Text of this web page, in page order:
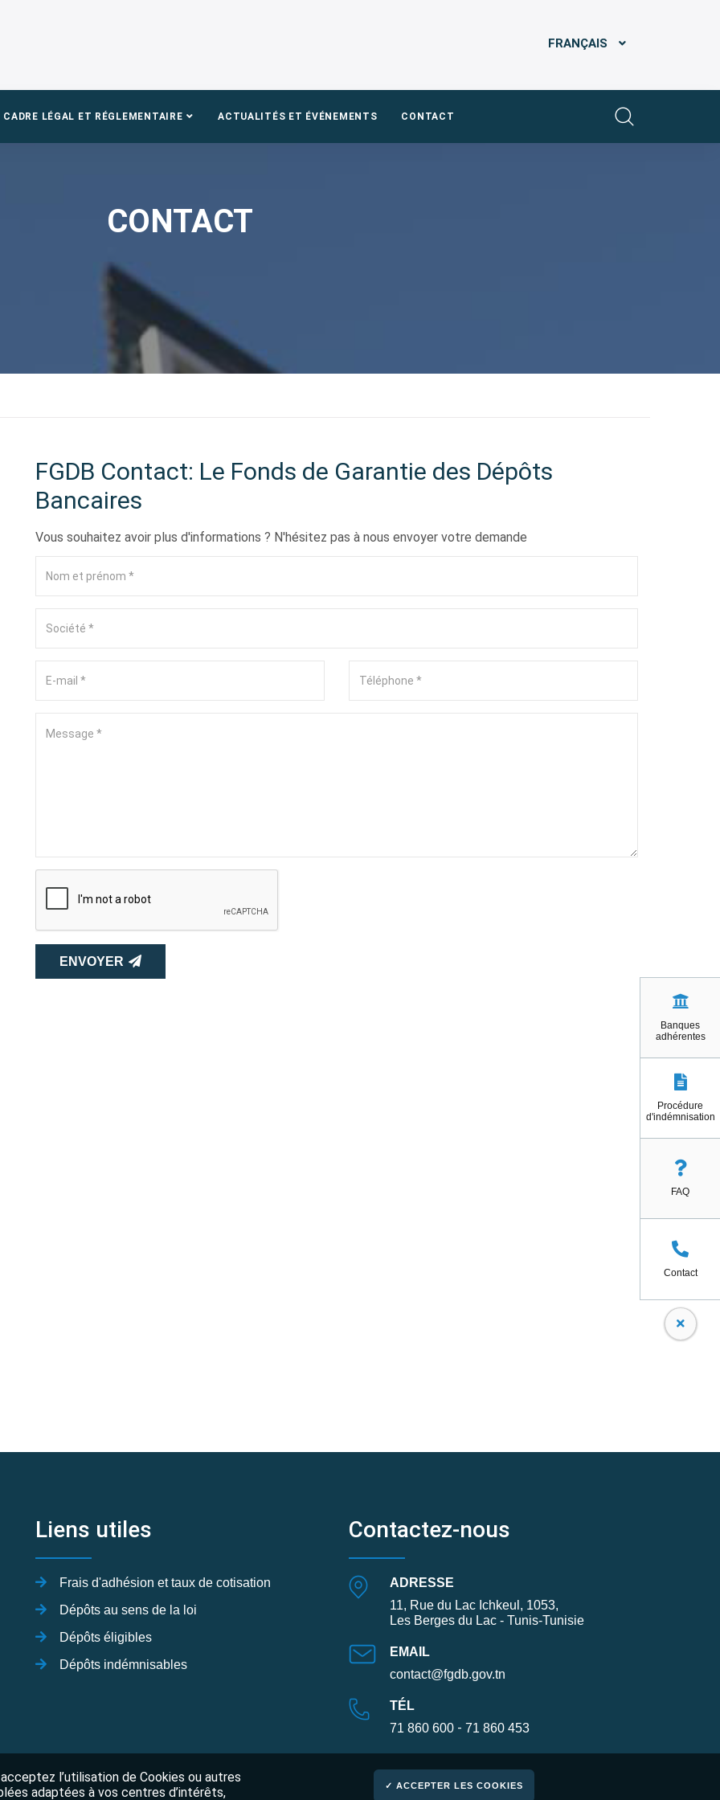
FRANÇAIS
Banques
adhérentes
Procédure
d'indémnisation
FAQ
Contact
CADRE LÉGAL ET RÉGLEMENTAIRE ACTUALITÉS ET ÉVÉNEMENTS CONTACT
CONTACT
FGDB Contact: Le Fonds de Garantie des Dépôts
Bancaires
Vous souhaitez avoir plus d'informations ? N'hésitez pas à nous envoyer votre demande
ENVOYER
Liens utiles
Frais d'adhésion et taux de cotisation
Dépôts au sens de la loi
Dépôts éligibles
Dépôts indémnisables
Contactez-nous
ADRESSE
11, Rue du Lac Ichkeul, 1053,
Les Berges du Lac - Tunis-Tunisie
EMAIL
contact@fgdb.gov.tn
TÉL
71 860 600 - 71 860 453
l’utilisation de Cookies ou autres
adaptées à vos centres d’intérêts,
✓ ACCEPTER LES COOKIES